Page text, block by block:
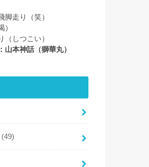
脚走り（笑）
）
（しつこい）
神話（獅華丸）
(49)